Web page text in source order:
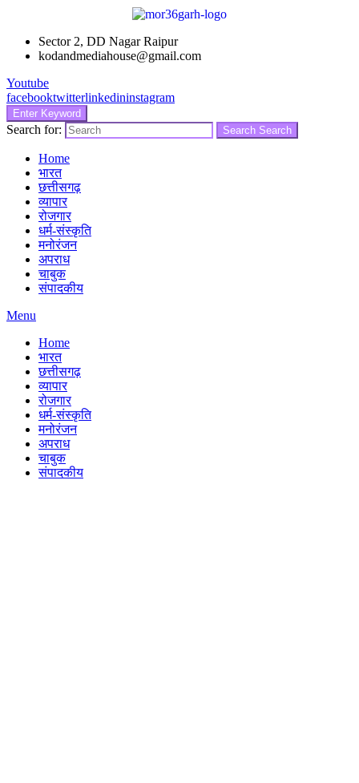
Sector 2, DD Nagar Raipur
kodandmediahouse@gmail.com
Youtube
facebooktwitterlinkedininstagram
Enter Keyword
Search for: Search Search
Home
भारत
छत्तीसगढ़
व्यापार
रोजगार
धर्म-संस्कृति
मनोरंजन
अपराध
चाबुक
संपादकीय
Menu
Home
भारत
छत्तीसगढ़
व्यापार
रोजगार
धर्म-संस्कृति
मनोरंजन
अपराध
चाबुक
संपादकीय